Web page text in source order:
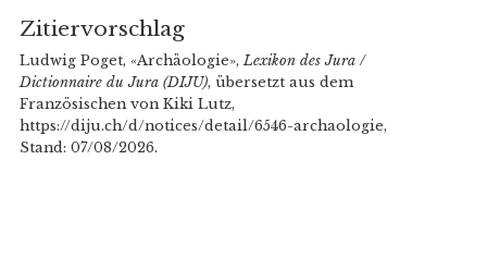
Zitiervorschlag
Ludwig Poget, «Archäologie», Lexikon des Jura /
Dictionnaire du Jura (DIJU), übersetzt aus dem
Französischen von Kiki Lutz,
https://diju.ch/d/notices/detail/6546-archaologie,
Stand: 07/08/2026.